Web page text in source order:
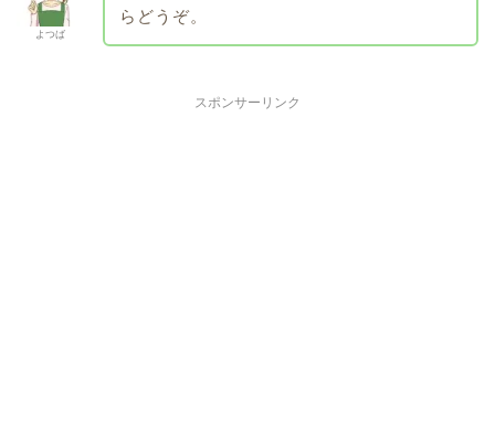
よつば
らどうぞ。
スポンサーリンク